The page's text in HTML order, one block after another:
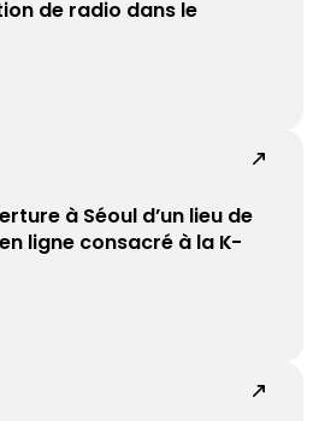
de radio dans le
à Séoul d’un lieu de
ligne consacré à la K-